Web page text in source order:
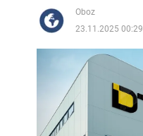
Oboz
23.11.2025 00:29